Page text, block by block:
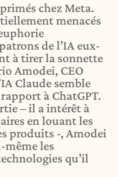
chez Meta.
menacés
de l’IA eux-
à tirer la sonnette
Amodei, CEO
Claude semble
à ChatGPT.
– il a intérêt à
en louant les
produits -, Amodei
même les
qu’il